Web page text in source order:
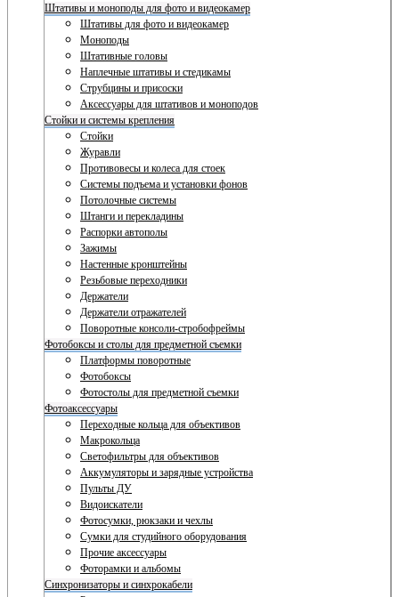
Штативы и моноподы для фото и видеокамер
Штативы для фото и видеокамер
Моноподы
Штативные головы
Наплечные штативы и стедикамы
Струбцины и присоски
Аксессуары для штативов и моноподов
Стойки и системы крепления
Стойки
Журавли
Противовесы и колеса для стоек
Системы подъема и установки фонов
Потолочные системы
Штанги и перекладины
Распорки автополы
Зажимы
Настенные кронштейны
Резьбовые переходники
Держатели
Держатели отражателей
Поворотные консоли-стробофреймы
Фотобоксы и столы для предметной съемки
Платформы поворотные
Фотобоксы
Фотостолы для предметной съемки
Фотоаксессуары
Переходные кольца для объективов
Макрокольца
Светофильтры для объективов
Аккумуляторы и зарядные устройства
Пульты ДУ
Видоискатели
Фотосумки, рюкзаки и чехлы
Сумки для студийного оборудования
Прочие аксессуары
Фоторамки и альбомы
Синхронизаторы и синхрокабели